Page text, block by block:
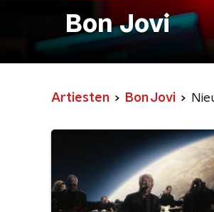
Bon Jovi
Artiesten Bon Jovi